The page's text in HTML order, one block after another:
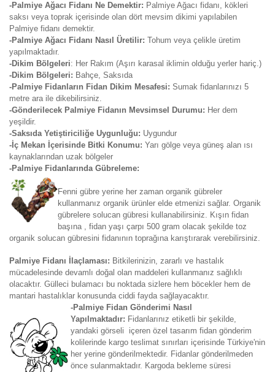
-Palmiye Ağacı Fidanı Ne Demektir: Palmiye Ağacı fidanı, kökleri
saksı veya toprak içerisinde olan dört mevsim dikimi yapılabilen
Palmiye fidanı demektir.
-Palmiye Ağacı Fidanı Nasıl Üretilir: Tohum veya çelikle üretim
yapılmaktadır.
-Dikim Bölgeleri: Her Rakım (Aşırı karasal iklimin olduğu yerler hariç.)
-Dikim Bölgeleri: Bahçe, Saksıda
-Palmiye Fidanların Fidan Dikim Mesafesi: Sumak fidanlarınızı 5
metre ara ile dikebilirsiniz.
-Gönderilecek Palmiye Fidanın Mevsimsel Durumu: Her dem
yeşildir.
-Saksıda Yetiştiriciliğe Uygunluğu: Uygundur
-İç Mekan İçerisinde Bitki Konumu: Yarı gölge veya güneş alan ısı
kaynaklarından uzak bölgeler
-Palmiye Fidanlarında Gübreleme:
Fenni gübre yerine her zaman organik gübreler
kullanmanız organik ürünler elde etmenizi sağlar. Organik
gübrelere solucan gübresi kullanabilirsiniz. Kışın fidan
başına , fidan yaşı çarpı 500 gram olacak şekilde toz
organik solucan gübresini fidanının toprağına karıştırarak verebilirsiniz.
Palmiye Fidanı İlaçlaması: Bitkilerinizin, zararlı ve hastalık
mücadelesinde devamlı doğal olan maddeleri kullanmanız sağlıklı
olacaktır. Gülleci bulamacı bu noktada sizlere hem böcekler hem de
mantari hastalıklar konusunda ciddi fayda sağlayacaktır.
-Palmiye Fidan Gönderimi Nasıl
Yapılmaktadır: Fidanlarınız etiketli bir şekilde,
yandaki görseli içeren özel tasarım fidan gönderim
kolilerinde kargo teslimat sınırları içerisinde Türkiye'nin
her yerine gönderilmektedir. Fidanlar gönderilmeden
önce sulanmaktadır. Kargoda bekleme süresi